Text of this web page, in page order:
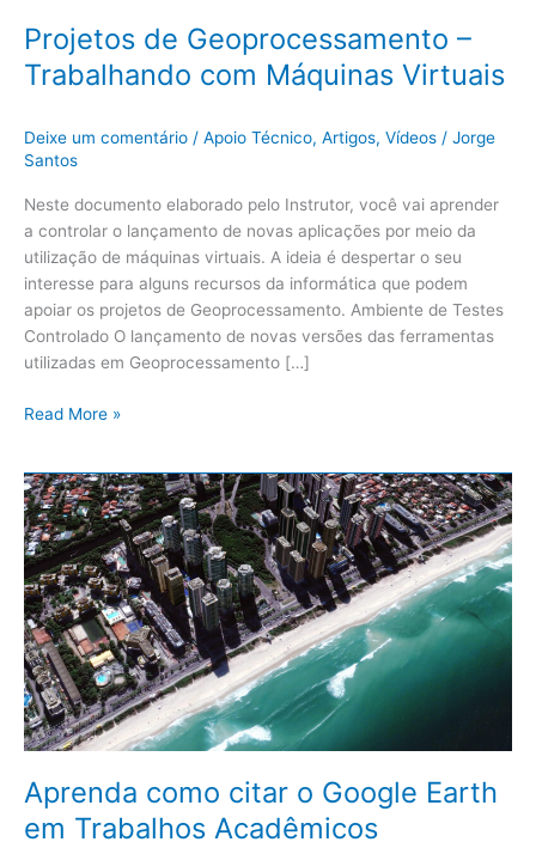
Projetos de Geoprocessamento –
Trabalhando com Máquinas Virtuais
Deixe um comentário / Apoio Técnico, Artigos, Vídeos / Jorge
Santos
Neste documento elaborado pelo Instrutor, você vai aprender
a controlar o lançamento de novas aplicações por meio da
utilização de máquinas virtuais. A ideia é despertar o seu
interesse para alguns recursos da informática que podem
apoiar os projetos de Geoprocessamento. Ambiente de Testes
Controlado O lançamento de novas versões das ferramentas
utilizadas em Geoprocessamento […]
Read More »
Aprenda como citar o Google Earth
em Trabalhos Acadêmicos
Aprenda
como
citar
o
Google
Earth
em
Trabalhos
Acadêmicos